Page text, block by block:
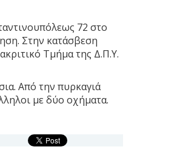
72 στο
Στην κατάσβεση
Τμήμα της Δ.Π.Υ.
Από την πυρκαγιά
με δύο οχήματα.